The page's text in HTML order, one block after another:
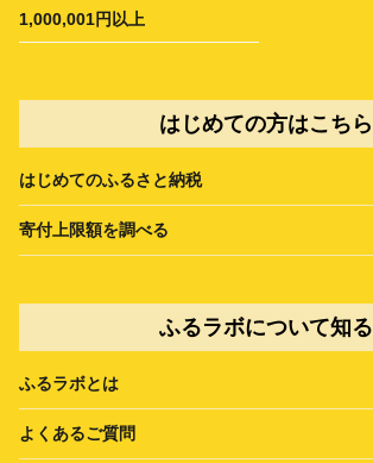
1,000,001円以上
はじめての方はこちら
はじめてのふるさと納税
寄付上限額を調べる
ふるラボについて知る
ふるラボとは
よくあるご質問